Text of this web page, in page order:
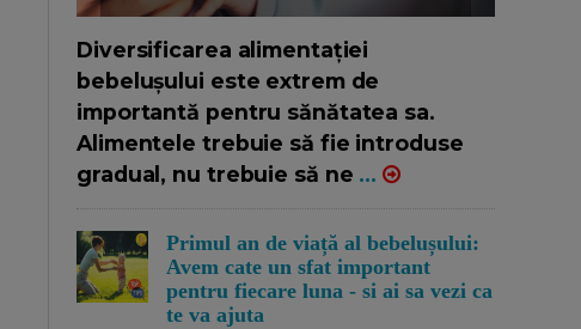
Diversificarea alimentației
bebelușului este extrem de
importantă pentru sănătatea sa.
Alimentele trebuie să fie introduse
gradual, nu trebuie să ne ...
Primul an de viață al bebelușului:
Avem cate un sfat important
pentru fiecare luna - si ai sa vezi ca
te va ajuta